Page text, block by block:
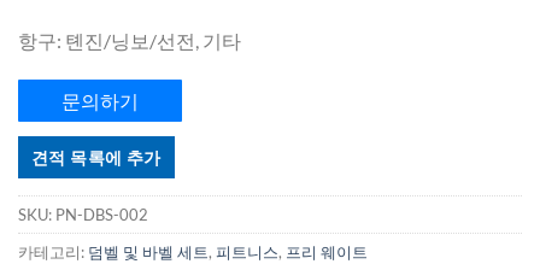
항구: 톈진/닝보/선전, 기타
문의하기
견적 목록에 추가
SKU: PN-DBS-002
카테고리: 덤벨 및 바벨 세트, 피트니스, 프리 웨이트